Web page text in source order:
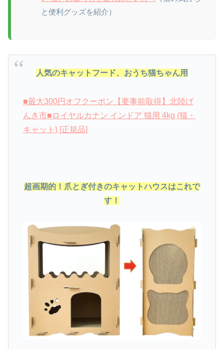
と便利グッズを紹介）
人気のキャットフード、おうち猫ちゃん用
■最大300円オフクーポン【要事前取得】北陸げ
んき市■ロイヤルカナン インドア 猫用 4kg (猫・
キャット) [正規品]
超画期的！爪とぎ付きのキャットハウスはこれで
す！